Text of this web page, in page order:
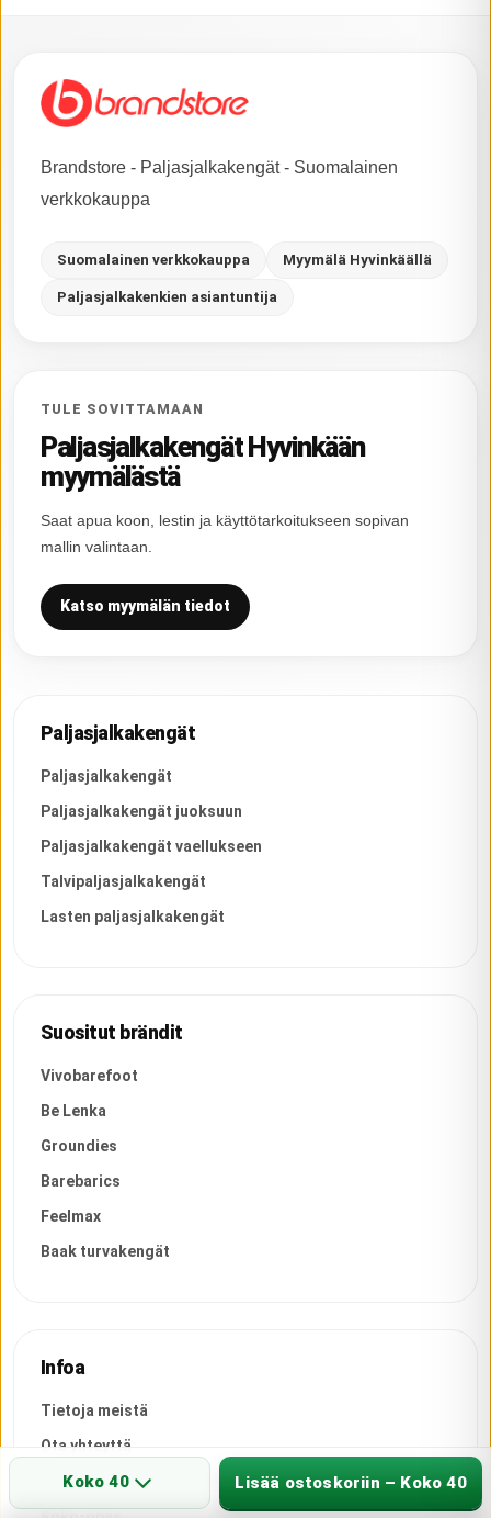
Koko 40 Lisää ostoskoriin – Koko 40
Brandstore - Paljasjalkakengät - Suomalainen
verkkokauppa
Suomalainen verkkokauppa Myymälä Hyvinkäällä
Paljasjalkakenkien asiantuntija
TULE SOVITTAMAAN
Paljasjalkakengät Hyvinkään
myymälästä
Saat apua koon, lestin ja käyttötarkoitukseen sopivan
mallin valintaan.
Katso myymälän tiedot
Paljasjalkakengät
Paljasjalkakengät
Paljasjalkakengät juoksuun
Paljasjalkakengät vaellukseen
Talvipaljasjalkakengät
Lasten paljasjalkakengät
Suositut brändit
Vivobarefoot
Be Lenka
Groundies
Barebarics
Feelmax
Baak turvakengät
Infoa
Tietoja meistä
Ota yhteyttä
Paljasjalkakenkäoppaat